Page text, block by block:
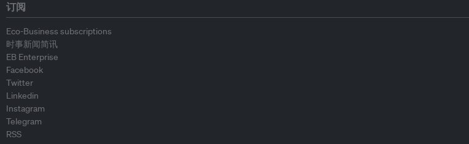
订阅
Eco-Business subscriptions
时事新闻简讯
EB Enterprise
Facebook
Twitter
Linkedin
Instagram
Telegram
RSS